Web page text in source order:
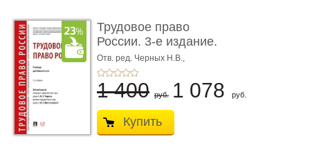
Трудовое право
России. 3-е издание.
Учебник для ...
Отв. ред. Черных Н.В.,
Шестерякова И.В.
1 400 руб. 1 078 руб.
Купить